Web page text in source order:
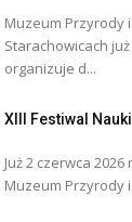
Muzeum Przyrody
Starachowicach
organizuje d...
XIII Festiwal
Już 2 czerwca
Muzeum Przyrody